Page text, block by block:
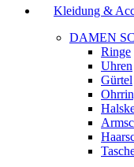
Kleidung &
DAMEN
Ringe
Uhren
Gürtel